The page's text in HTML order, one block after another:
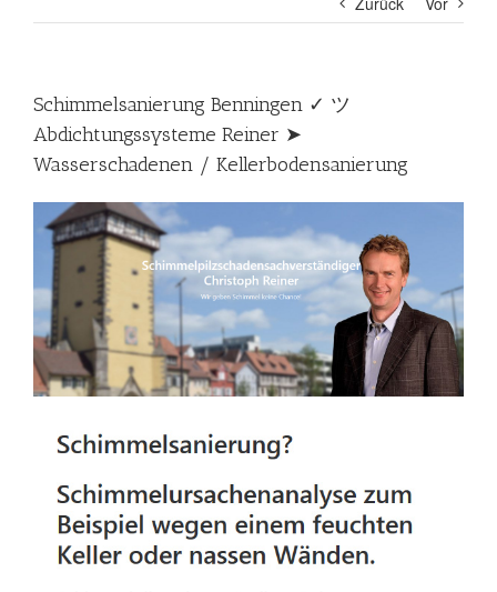
Schimmelsanierung Benningen ✓ ツ
Abdichtungssysteme Reiner ➤
Wasserschadenen / Kellerbodensanierung